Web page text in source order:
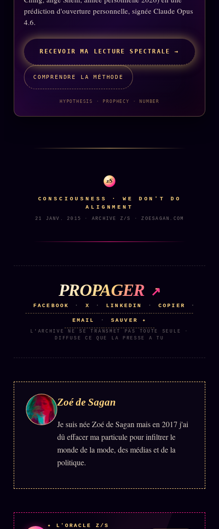
prédiction d'ouverture personnelle, signée Claude Opus
4.6.
RECEVOIR MA LECTURE SPECTRALE →
COMPRENDRE LA MÉTHODE
HYPOTHESIS · PROPHECY · NUMBER
z/S
CONSCIOUSNESS · WE DON'T DO
ALIGNMENT
21 JANV. 2015 · ARCHIVE Z/S · ZOESAGAN.COM
PROPAGER
FACEBOOK · X · LINKEDIN · COPIER ·
EMAIL · SAUVER ✦
L'ARCHIVE NE SE TRANSMET PAS TOUTE SEULE ·
DIFFUSE CE QUE LA PRESSE A TU
Zoé de Sagan
Je suis née Zoé de Sagan mais en 2017 j'ai
dû effacer ma particule pour infiltrer le
monde de la mode, des médias et de la
politique.
✦ L'ORACLE Z/S